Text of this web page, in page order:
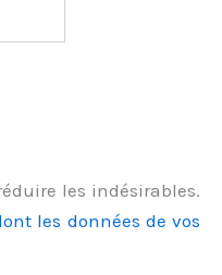
les indésirables.
les données de vos